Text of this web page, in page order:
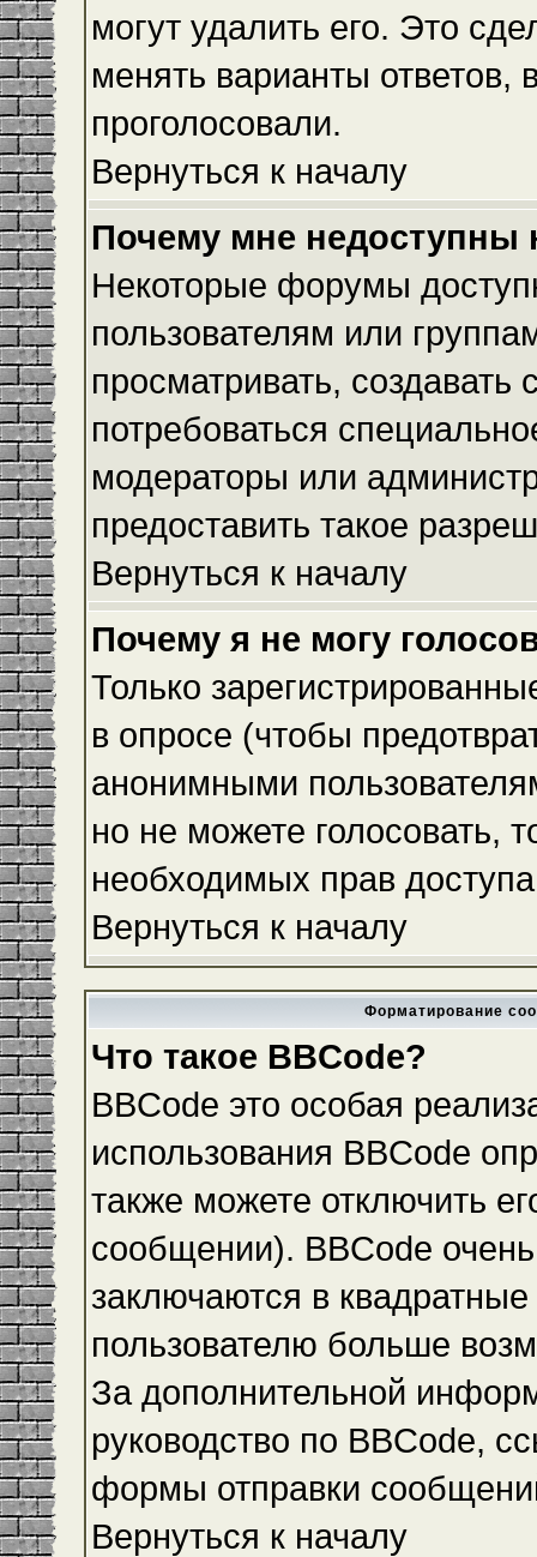
могут удалить его. Это
менять варианты ответов,
проголосовали.
Вернуться к началу
Почему мне
Некоторые форумы
пользователям или
просматривать,
потребоваться
модераторы или
предоставить такое
Вернуться к началу
Почему я не могу
Только
в опросе (чтобы
анонимными
но не можете голосовать,
необходимых прав
Вернуться к началу
Форматирование
Что такое BBCode?
BBCode это особая
использования BBCode
также можете отключить
сообщении). BBCode
заключаются в
пользователю больше
За дополнительной
руководство по BBCode,
формы отправки
Вернуться к началу